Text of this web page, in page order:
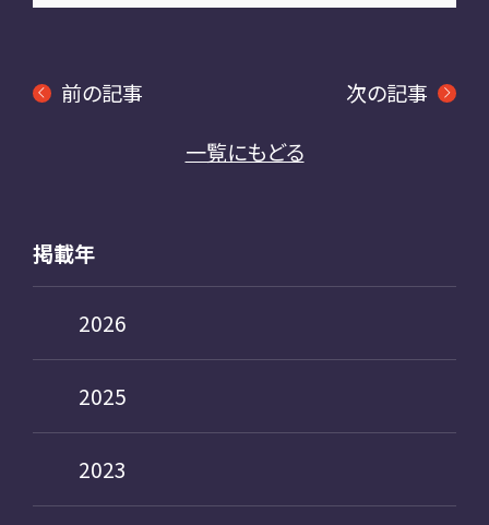
前の記事
一覧にもどる
次の記事
掲載年
2026
2025
2023